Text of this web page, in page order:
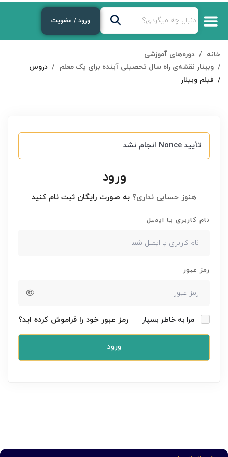
ورود / عضویت
خانه
دوره‌های آموزشی
وبینار نقشه‌ی راه سال تحصیلی آینده برای یک معلم
دروس
فیلم وبینار
تأیید Nonce انجام نشد
ورود
هنوز حسابی نداری؟ به صورت رایگان ثبت نام کنید
نام کاربری یا ایمیل
رمز عبور
مرا به خاطر بسپار رمز عبور خود را فراموش کرده اید؟
ورود